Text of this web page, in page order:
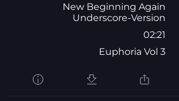
New Beginning Again
Underscore-Version
02:21
Euphoria Vol 3